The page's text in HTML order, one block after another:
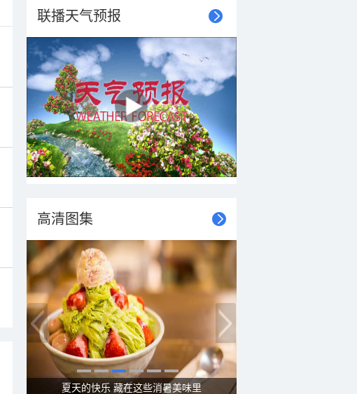
联播天气预报
高清图集
夏天的快乐 藏在这些消暑美味里